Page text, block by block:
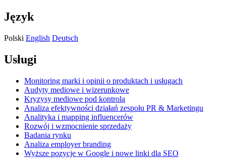
Język
Polski English Deutsch
Usługi
Monitoring marki i opinii o produktach i usługach
Audyty mediowe i wizerunkowe
Kryzysy mediowe pod kontrolą
Analiza efektywności działań zespołu PR & Marketingu
Analityka i mapping influencerów
Rozwój i wzmocnienie sprzedaży
Badania rynku
Analiza employer branding
Wyższe pozycje w Google i nowe linki dla SEO